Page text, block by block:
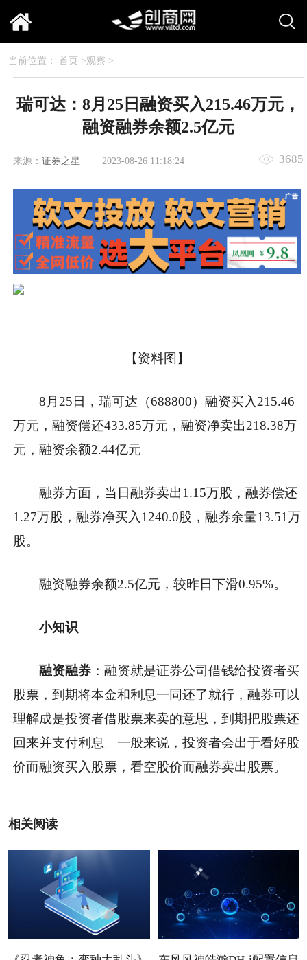
当前位置： 首页 >观察 >
瑞可达：8月25日融资买入215.46万元，
融资融券余额2.5亿元
来源： 证券之星 2023-08-26 11:18:24 3685
【资料图】
8月25日，瑞可达（688800）融资买入215.46
万元，融资偿还433.85万元，融资净卖出218.38万
元，融资余额2.44亿元。
融券方面，当日融券卖出1.15万股，融券偿还
1.27万股，融券净买入1240.0股，融券余量13.51万
股。
融资融券余额2.5亿元，较昨日下滑0.95%。
小知识
融资融券 ：融资就是证券公司借钱给投资者买
股票，到期将本金和利息一同还了就行，融券可以
理解成是投资者借股票来卖的意思，到期把股票还
回来并支付利息。一般来说，投资者会出于看好股
价而融资买入股票，看空股价而融券卖出股票。
相关阅读